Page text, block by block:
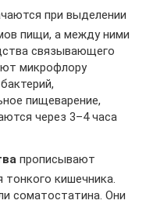
при выделении
пищи, а между ними
связывающего
микрофлору
пищеварение,
через 3–4 часа
прописывают
тонкого кишечника.
соматостатина. Они